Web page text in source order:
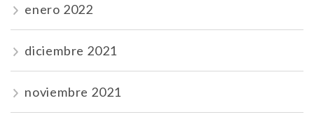
enero 2022
diciembre 2021
noviembre 2021